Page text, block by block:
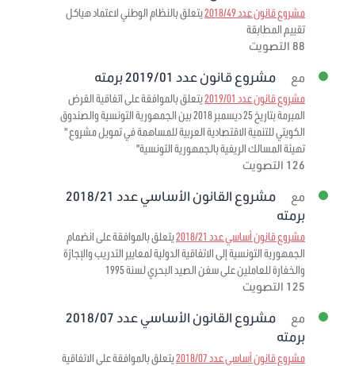
مشروع قانون عدد 2018/49
يتعلق بالنظام الوطني لاعتماد هياكل
تقييم المطابقة
88 التصويت
مع مشروع قانون عدد 2019/01 برمته
مشروع قانون عدد 2019/01
يتعلق بالموافقة على اتفاقية القرض
المبرمة بتاريخ 25 ديسمبر 2018 بين الجمهورية التونسية والصندوق
الكويتي للتنمية الاقتصادية العربية للمساهمة في تمويل مشروع "
تهيئة المسالك الريفية بالجمهورية التونسية"
126 التصويت
مع
مشروع القانون الأساسي عدد 2018/21
برمته
مشروع قانون أساسي عدد 2018/21
يتعلق بالموافقة على انضمام
الجمهورية التونسية إلى الاتفاقية الدولية لمعايير التدريب والإجازة
والخفارة للعاملين على سفن الصيد البحري لسنة 1995
125 التصويت
مع
مشروع القانون الأساسي عدد 2018/07
برمته
مشروع قانون أساسي عدد 2018/07
يتعلق بالموافقة على الاتفاقية